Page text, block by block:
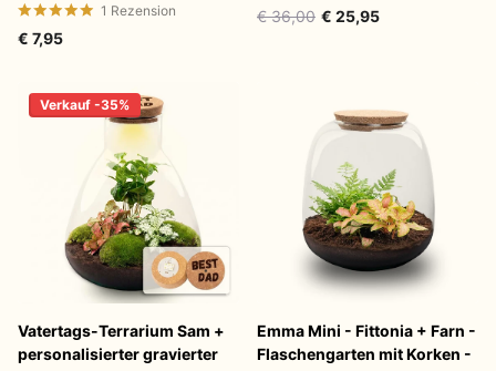
1 Rezension
€ 7,95
€ 36,00 € 25,95
Verkauf -35%
Vatertags-Terrarium Sam +
personalisierter gravierter
Emma Mini - Fittonia + Farn -
Flaschengarten mit Korken -